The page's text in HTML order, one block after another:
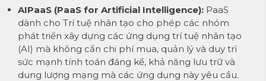
AIPaaS (PaaS for Artificial Intelligence): PaaS
dành cho Trí tuệ nhân tạo cho phép các nhóm
phát triển xây dựng các ứng dụng trí tuệ nhân tạo
(AI) mà không cần chi phí mua, quản lý và duy trì
sức mạnh tính toán đáng kể, khả năng lưu trữ và
dung lượng mạng mà các ứng dụng này yêu cầu.